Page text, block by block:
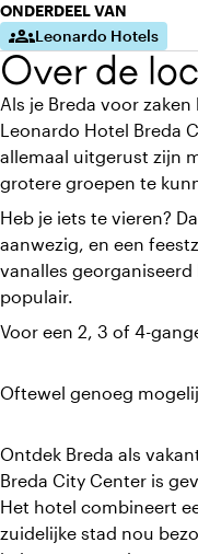
ONDERDEEL VAN
groupsLeonardo Hotels
Over de
Als je Breda voor
Leonardo Hotel Breda
allemaal uitgerust zijn
grotere groepen te
Heb je iets te vieren?
aanwezig, en een
vanalles
populair.
Voor een 2, 3 of 4-
Oftewel genoeg
Ontdek Breda als
Breda City Center is
Het hotel combineert
zuidelijke stad nou